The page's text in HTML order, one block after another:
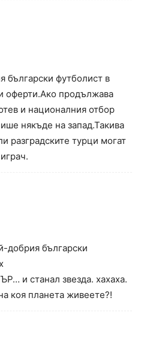
български футболист в
оферти.Ако продължава
и националния отбор
някъде на запад.Такива
разградските турци могат
добрия български
и станал звезда. хахаха.
коя планета живеете?!